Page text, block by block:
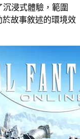
浸式體驗，範圍
故事敘述的環境效